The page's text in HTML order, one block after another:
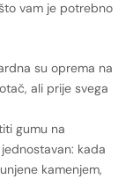
vam je potrebno
su oprema na
ali prije svega
gumu na
kada
kamenjem,